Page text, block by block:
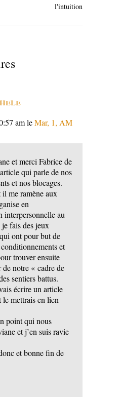
l'intuition
amleMar, 1, AM
et merci Fabrice de
qui parle de nos
et nos blocages.
me ramène aux
en
interpersonnelle au
fais des jeux
ont pour but de
et
trouver ensuite
notre « cadre de
sentiers battus.
écrire un article
le mettrais en lien
point qui nous
et j’en suis ravie
et bonne fin de